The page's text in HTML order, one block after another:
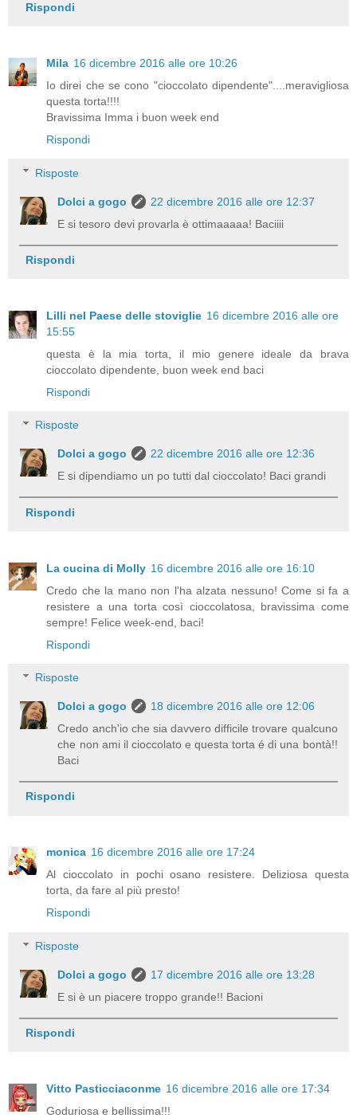
Rispondi
Mila 16 dicembre 2016 alle ore 10:26
Io direi che se cono "cioccolato dipendente"....meravigliosa
questa torta!!!!
Bravissima Imma i buon week end
Rispondi
Risposte
Dolci a gogo
22 dicembre 2016 alle ore 12:37
E si tesoro devi provarla è ottimaaaaa! Baciiii
Rispondi
Lilli nel Paese delle stoviglie 16 dicembre 2016 alle ore
15:55
questa è la mia torta, il mio genere ideale da brava
cioccolato dipendente, buon week end baci
Rispondi
Risposte
Dolci a gogo
22 dicembre 2016 alle ore 12:36
E si dipendiamo un po tutti dal cioccolato! Baci grandi
Rispondi
La cucina di Molly 16 dicembre 2016 alle ore 16:10
Credo che la mano non l'ha alzata nessuno! Come si fa a
resistere a una torta così cioccolatosa, bravissima come
sempre! Felice week-end, baci!
Rispondi
Risposte
Dolci a gogo
18 dicembre 2016 alle ore 12:06
Credo anch'io che sia davvero difficile trovare qualcuno
che non ami il cioccolato e questa torta é di una bontà!!
Baci
Rispondi
monica 16 dicembre 2016 alle ore 17:24
Al cioccolato in pochi osano resistere. Deliziosa questa
torta, da fare al più presto!
Rispondi
Risposte
Dolci a gogo
17 dicembre 2016 alle ore 13:28
E si è un piacere troppo grande!! Bacioni
Rispondi
Vitto Pasticciaconme 16 dicembre 2016 alle ore 17:34
Goduriosa e bellissima!!!